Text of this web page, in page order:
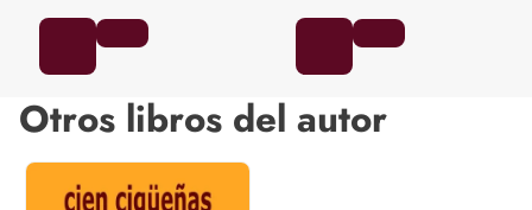
Otros libros del autor